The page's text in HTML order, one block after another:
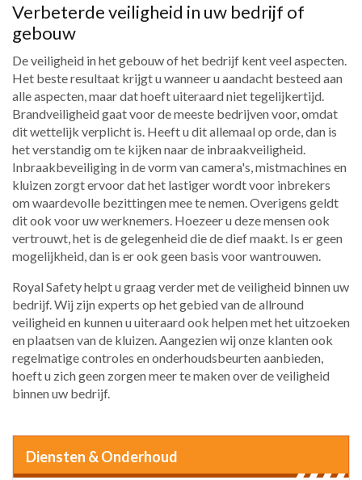
Verbeterde veiligheid in uw bedrijf of
gebouw
De veiligheid in het gebouw of het bedrijf kent veel aspecten.
Het beste resultaat krijgt u wanneer u aandacht besteed aan
alle aspecten, maar dat hoeft uiteraard niet tegelijkertijd.
Brandveiligheid gaat voor de meeste bedrijven voor, omdat
dit wettelijk verplicht is. Heeft u dit allemaal op orde, dan is
het verstandig om te kijken naar de inbraakveiligheid.
Inbraakbeveiliging in de vorm van camera's, mistmachines en
kluizen zorgt ervoor dat het lastiger wordt voor inbrekers
om waardevolle bezittingen mee te nemen. Overigens geldt
dit ook voor uw werknemers. Hoezeer u deze mensen ook
vertrouwt, het is de gelegenheid die de dief maakt. Is er geen
mogelijkheid, dan is er ook geen basis voor wantrouwen.
Royal Safety helpt u graag verder met de veiligheid binnen uw
bedrijf. Wij zijn experts op het gebied van de allround
veiligheid en kunnen u uiteraard ook helpen met het uitzoeken
en plaatsen van de kluizen. Aangezien wij onze klanten ook
regelmatige controles en onderhoudsbeurten aanbieden,
hoeft u zich geen zorgen meer te maken over de veiligheid
binnen uw bedrijf.
Diensten & Onderhoud